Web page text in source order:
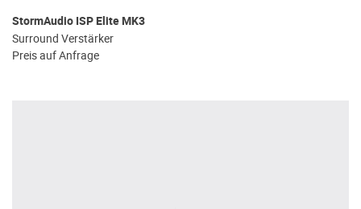
StormAudio ISP Elite MK3
Surround Verstärker
Preis auf Anfrage